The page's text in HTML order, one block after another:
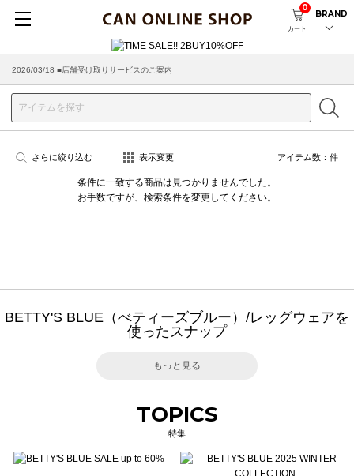
カート
0
BRAND
2026/03/18 ■店舗受け取りサービスのご案内
さらに絞り込む 表示変更 アイテム数： 件
条件に一致する商品は見つかりませんでした。
お手数ですが、検索条件を変更してください。
BETTY'S BLUE（べティーズブルー）/レッグウェアを
使ったスナップ
もっと見る
TOPICS
特集